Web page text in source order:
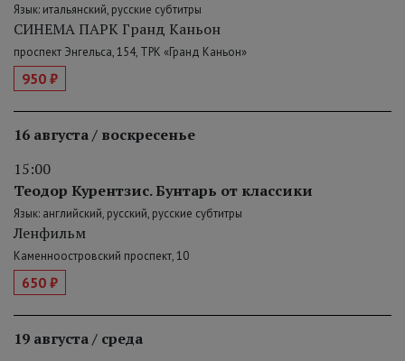
Язык: итальянский, русские субтитры
СИНЕМА ПАРК Гранд Каньон
проспект Энгельса, 154, ТРК «Гранд Каньон»
950 ₽
16 августа / воскресенье
15:00
Теодор Курентзис. Бунтарь от классики
Язык: английский, русский, русские субтитры
Ленфильм
Каменноостровский проспект, 10
650 ₽
19 августа / среда